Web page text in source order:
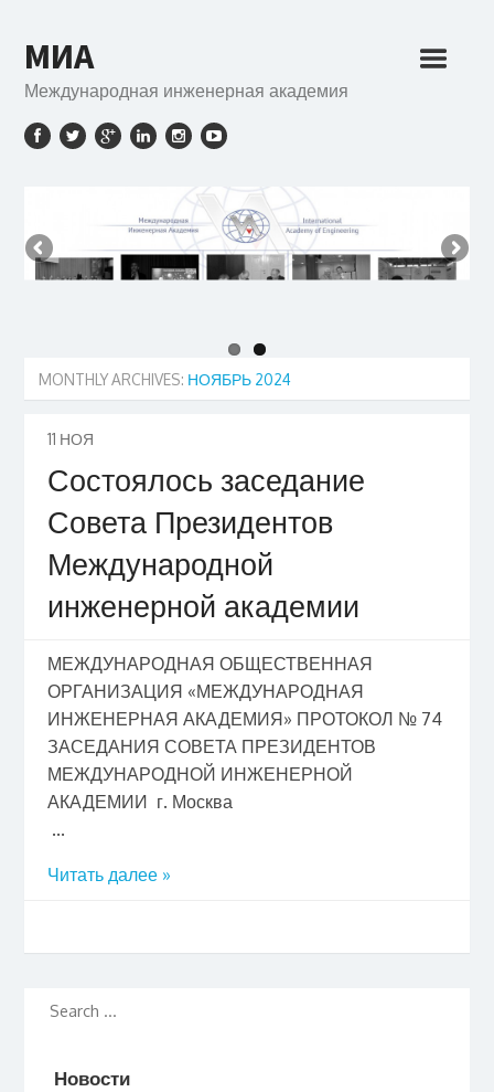
МИА
Международная инженерная академия
MONTHLY ARCHIVES: НОЯБРЬ 2024
11 НОЯ
Состоялось заседание
Совета Президентов
Международной
инженерной академии
МЕЖДУНАРОДНАЯ ОБЩЕСТВЕННАЯ
ОРГАНИЗАЦИЯ «МЕЖДУНАРОДНАЯ
ИНЖЕНЕРНАЯ АКАДЕМИЯ» ПРОТОКОЛ № 74
ЗАСЕДАНИЯ СОВЕТА ПРЕЗИДЕНТОВ
МЕЖДУНАРОДНОЙ ИНЖЕНЕРНОЙ
АКАДЕМИИ г. Москва
...
Читать далее »
Новости